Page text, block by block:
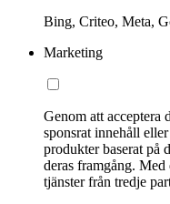
Bing, Criteo, Meta,
Marketing
Genom att acceptera
sponsrat innehåll
produkter baserat på
deras framgång.
tjänster från tredje